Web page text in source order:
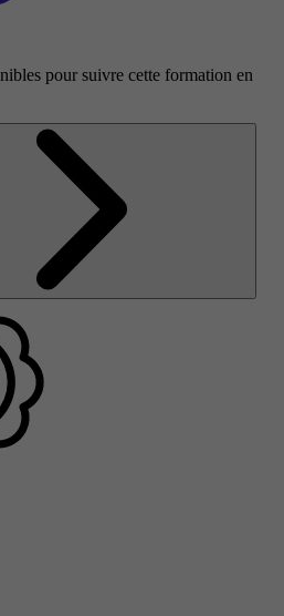
pour suivre cette formation en